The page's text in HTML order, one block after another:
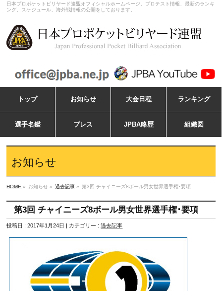
日本プロポケットビリヤード連盟オフィシャルホームページ。プロテスト情報、最新のランキ
ング、スケジュール、海外戦情報の公開をしております。
トップ お知らせ 大会日程 ランキング
選手名鑑 プレス JPBA略歴 組織図
お知らせ
HOME » お知らせ » 過去記事 » 第3回 チャイニーズ8ボール男女世界選手権･要項
第3回 チャイニーズ8ボール男女世界選手権･要項
投稿日 : 2017年1月24日 | カテゴリー :過去記事